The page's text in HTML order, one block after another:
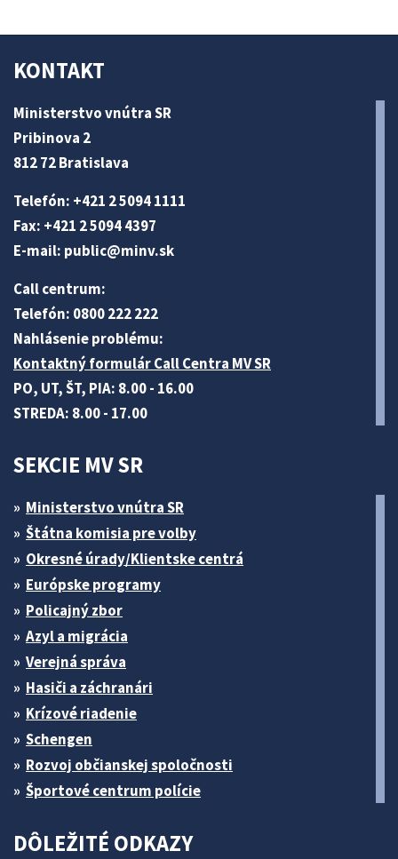
KONTAKT
Ministerstvo vnútra SR
Pribinova 2
812 72 Bratislava
Telefón: +421 2 5094 1111
Fax: +421 2 5094 4397
E-mail: public@minv.sk
Call centrum:
Telefón: 0800 222 222
Nahlásenie problému:
Kontaktný formulár Call Centra MV SR
PO, UT, ŠT, PIA: 8.00 - 16.00
STREDA: 8.00 - 17.00
SEKCIE MV SR
Ministerstvo vnútra SR
Štátna komisia pre volby
Okresné úrady/Klientske centrá
Európske programy
Policajný zbor
Azyl a migrácia
Verejná správa
Hasiči a záchranári
Krízové riadenie
Schengen
Rozvoj občianskej spoločnosti
Športové centrum polície
DÔLEŽITÉ ODKAZY